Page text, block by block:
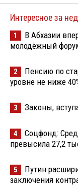
Интересное за
1
В Абхазии
молодёжный
2
Пенсию по
уровне не ниже
3 Законы,
4
Соцфонд:
превысила 27,2
5
Путин
заключения